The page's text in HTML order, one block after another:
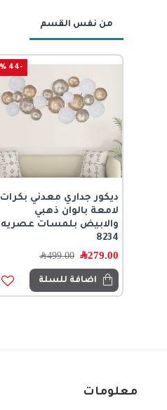
من نفس القسم
-44 %
ديكور جداري معدني بكرات
لامعة بالوان ذهبي
والابيض بلمسات عصريه
8234
279.00﷼ 499.00﷼
اضافة للسلة
معلومات